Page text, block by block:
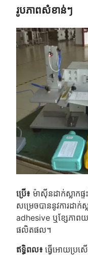
រូបភាពសំខាន់ៗ
ប្រើ៖ ម៉ាស៊ីនដាក់ស្លាកផ្
សម្រេចបាននូវការដាក់
adhesive ឬខ្សែភាពយ
ផលិតផល។
ឥទ្ធិពល៖ ធ្វើអោយប្រស